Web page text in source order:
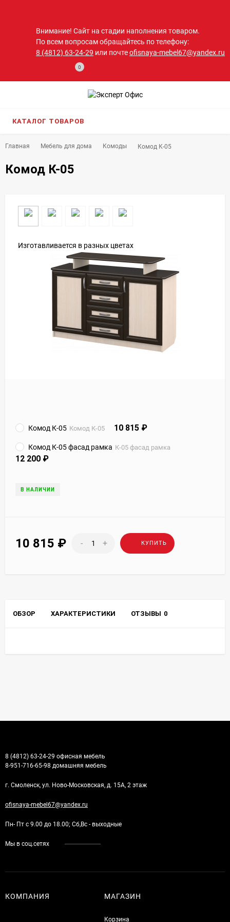
Внимание! Сайт на стадии наполнения товаром.
По всем вопросам обращайтесь по телефону:
8 (4812) 63-24-29 или почтеofisnaya-mebel67@yandex.ru
0
КАТАЛОГ ТОВАРОВ
Главная Мебель для дома Комоды Комод К-05
Комод К-05
Изготавливается в разных цветах
Комод К-05 Комод К-05 10 815 ₽
Комод К-05 фасад рамка К-05 фасад рамка
12 200 ₽
В НАЛИЧИИ
10 815 ₽ - + КУПИТЬ
ОБЗОР ХАРАКТЕРИСТИКИ ОТЗЫВЫ 0
8 (4812) 63-24-29 офисная мебель
8-951-716-65-98 домашняя мебель
г. Смоленск, ул. Ново-Московская, д. 15А, 2 этаж
ofisnaya-mebel67@yandex.ru
Пн- Пт с 9.00 до 18.00; Сб,Вс - выходные
Мы в соц.сетях
КОМПАНИЯ МАГАЗИН
Корзина